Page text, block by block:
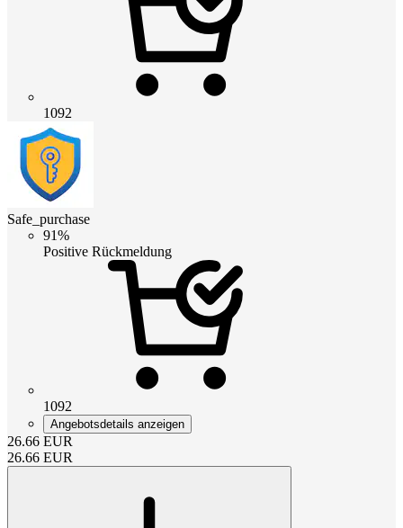
1092
Safe_purchase
91%
Positive Rückmeldung
1092
Angebotsdetails anzeigen
26.66 EUR
26.66 EUR